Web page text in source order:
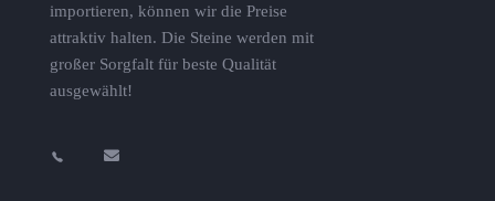
importieren, können wir die Preise
attraktiv halten. Die Steine ​​werden mit
großer Sorgfalt für beste Qualität
ausgewählt!